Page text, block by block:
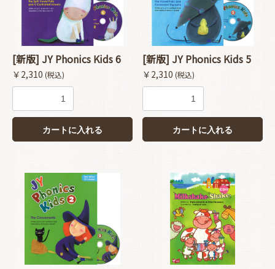
[新版] JY Phonics Kids 6
￥2,310 (税込)
カートに入れる
[新版] JY Phonics Kids 5
￥2,310 (税込)
カートに入れる